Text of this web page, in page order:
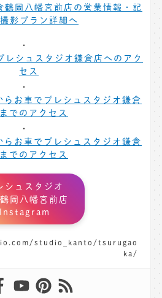
鶴岡八幡宮前店の営業情報・記
影プラン詳細へ
レシュスタジオ鎌倉店へのアク
セス
お車でプレシュスタジオ鎌倉
でのアクセス
お車でプレシュスタジオ鎌倉
でのアクセス
シュスタジオ
岡八幡宮前店
Instagram
studio_kanto/tsurugao
ka/